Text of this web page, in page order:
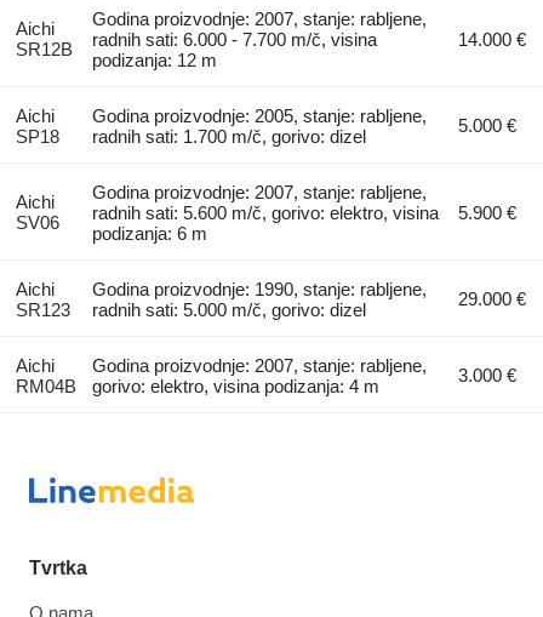
Aichi
SR12B
Godina proizvodnje: 2007, stanje: rabljene,
radnih sati: 6.000 - 7.700 m/č, visina
podizanja: 12 m
14.000 €
Aichi
SP18
Godina proizvodnje: 2005, stanje: rabljene,
radnih sati: 1.700 m/č, gorivo: dizel
5.000 €
Aichi
SV06
Godina proizvodnje: 2007, stanje: rabljene,
radnih sati: 5.600 m/č, gorivo: elektro, visina
podizanja: 6 m
5.900 €
Aichi
SR123
Godina proizvodnje: 1990, stanje: rabljene,
radnih sati: 5.000 m/č, gorivo: dizel
29.000 €
Aichi
RM04B
Godina proizvodnje: 2007, stanje: rabljene,
gorivo: elektro, visina podizanja: 4 m
3.000 €
Tvrtka